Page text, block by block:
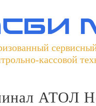
кассовой
АТОЛ